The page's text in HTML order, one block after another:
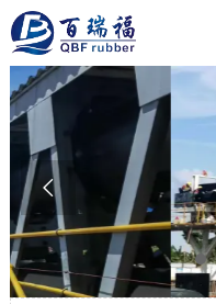
